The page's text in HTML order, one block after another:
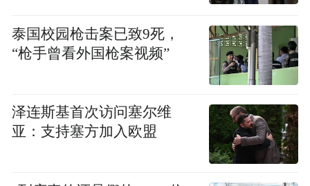
明兰法师，湖南人，毕业于中国佛学院，研
究生学历。法师自幼热爱书画艺术，精研颜
豁达开朗，睿智过人。无论是弘法利生、授
课育人，亦或是行业交流、书画慈善，明兰
法师永远是挺立在前列的那个人。自2022年
泰国校园枪击案已致9死，
“枪手曾看外国枪案视频”
泽连斯基首次访问塞尔维
亚：支持塞方加入欧盟